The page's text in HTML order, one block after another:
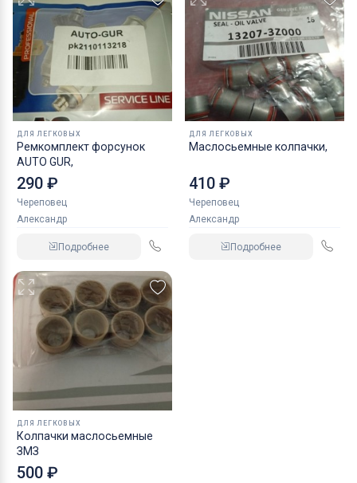
ДЛЯ ЛЕГКОВЫХ
Ремкомплект форсунок
AUTO GUR,
290 ₽
Череповец
Александр
Подробнее
ДЛЯ ЛЕГКОВЫХ
Маслосьемные колпачки,
410 ₽
Череповец
Александр
Подробнее
ДЛЯ ЛЕГКОВЫХ
Колпачки маслосьемные
ЗМЗ
500 ₽